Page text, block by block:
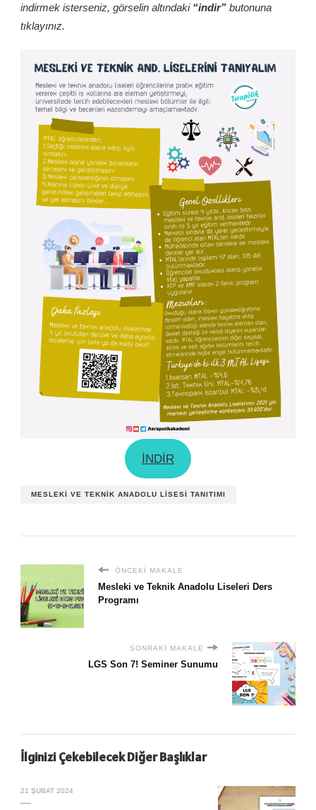
indirmek isterseniz, görselin altındaki “indir” butonuna
tıklayınız.
İNDİR
MESLEKI VE TEKNIK ANADOLU LISESI TANITIMI
ÖNCEKI MAKALE
Mesleki ve Teknik Anadolu Liseleri Ders
Programı
SONRAKI MAKALE
LGS Son 7! Seminer Sunumu
İlginizi Çekebilecek Diğer Başlıklar
21 ŞUBAT 2024